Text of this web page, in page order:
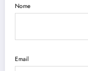
Nome
Email